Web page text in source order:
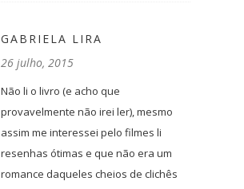
GABRIELA LIRA
26 julho, 2015
Não li o livro (e acho que
provavelmente não irei ler), mesmo
assim me interessei pelo filmes li
resenhas ótimas e que não era um
romance daqueles cheios de clichês